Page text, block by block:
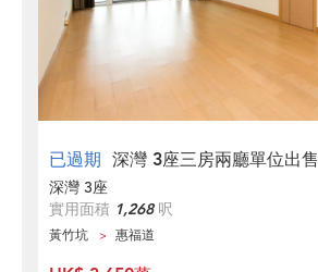
已過期 深灣 3座三房兩廳單位出售
深灣 3座
實用面積 1,268呎
黃竹坑 惠福道